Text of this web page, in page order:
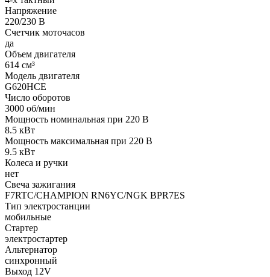
Напряжение
220/230 В
Счетчик моточасов
да
Объем двигателя
614 см³
Модель двигателя
G620HCE
Число оборотов
3000 об/мин
Мощность номинальная при 220 В
8.5 кВт
Мощность максимальная при 220 В
9.5 кВт
Колеса и ручки
нет
Свеча зажигания
F7RTC/CHAMPION RN6YC/NGK BPR7ES
Тип электростанции
мобильные
Стартер
электростартер
Альтернатор
синхронный
Выход 12V